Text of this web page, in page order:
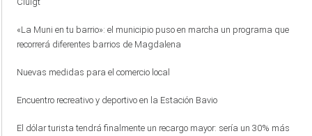
«La Muni en tu barrio»: el municipio puso en marcha un programa que
recorrerá diferentes barrios de Magdalena
Nuevas medidas para el comercio local
Encuentro recreativo y deportivo en la Estación Bavio
El dólar turista tendrá finalmente un recargo mayor: sería un 30% más